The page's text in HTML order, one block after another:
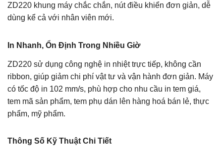
ZD220 khung máy chắc chắn, nút điều khiển đơn giản, dễ
dùng kể cả với nhân viên mới.
In Nhanh, Ổn Định Trong Nhiều Giờ
ZD220 sử dụng công nghệ in nhiệt trực tiếp, không cần
ribbon, giúp giảm chi phí vật tư và vận hành đơn giản. Máy
có tốc độ in 102 mm/s, phù hợp cho nhu cầu in tem giá,
tem mã sản phẩm, tem phụ dán lên hàng hoá bán lẻ, thực
phẩm, mỹ phẩm.
Thông Số Kỹ Thuật Chi Tiết